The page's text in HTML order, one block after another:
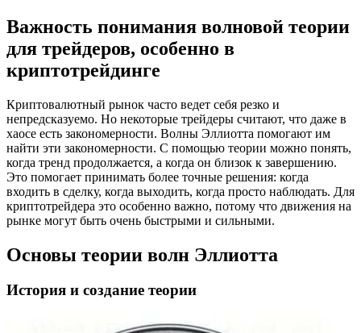
Важность понимания волновой теории
для трейдеров, особенно в
криптотрейдинге
Криптовалютный рынок часто ведет себя резко и
непредсказуемо. Но некоторые трейдеры считают, что даже в
хаосе есть закономерности. Волны Эллиотта помогают им
найти эти закономерности. С помощью теории можно понять,
когда тренд продолжается, а когда он близок к завершению.
Это помогает принимать более точные решения: когда
входить в сделку, когда выходить, когда просто наблюдать. Для
криптотрейдера это особенно важно, потому что движения на
рынке могут быть очень быстрыми и сильными.
Основы теории волн Эллиотта
История и создание теории